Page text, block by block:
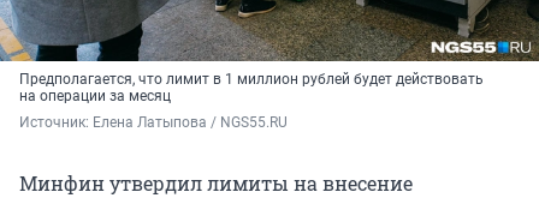
Предполагается, что лимит в 1 миллион рублей будет действовать
на операции за месяц
Источник: Елена Латыпова / NGS55.RU
Минфин утвердил лимиты на внесение